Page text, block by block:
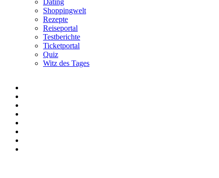
Shoppingwelt
Rezepte
Reiseportal
Testberichte
Ticketportal
Quiz
Witz des Tages